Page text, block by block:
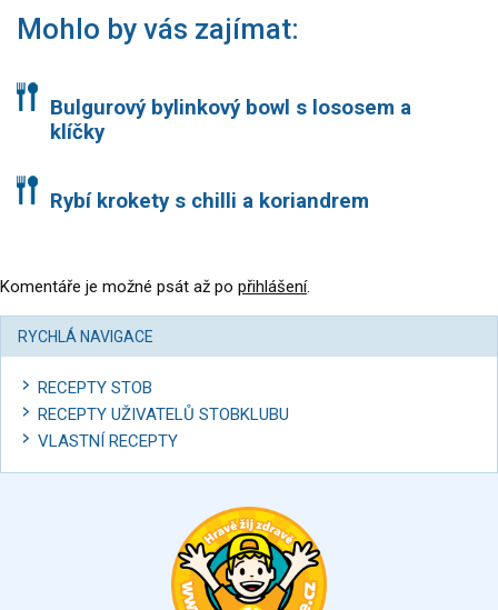
Mohlo by vás zajímat:
Bulgurový bylinkový bowl s lososem a
klíčky
Rybí krokety s chilli a koriandrem
Komentáře je možné psát až po přihlášení.
RYCHLÁ NAVIGACE
RECEPTY STOB
RECEPTY UŽIVATELŮ STOBKLUBU
VLASTNÍ RECEPTY